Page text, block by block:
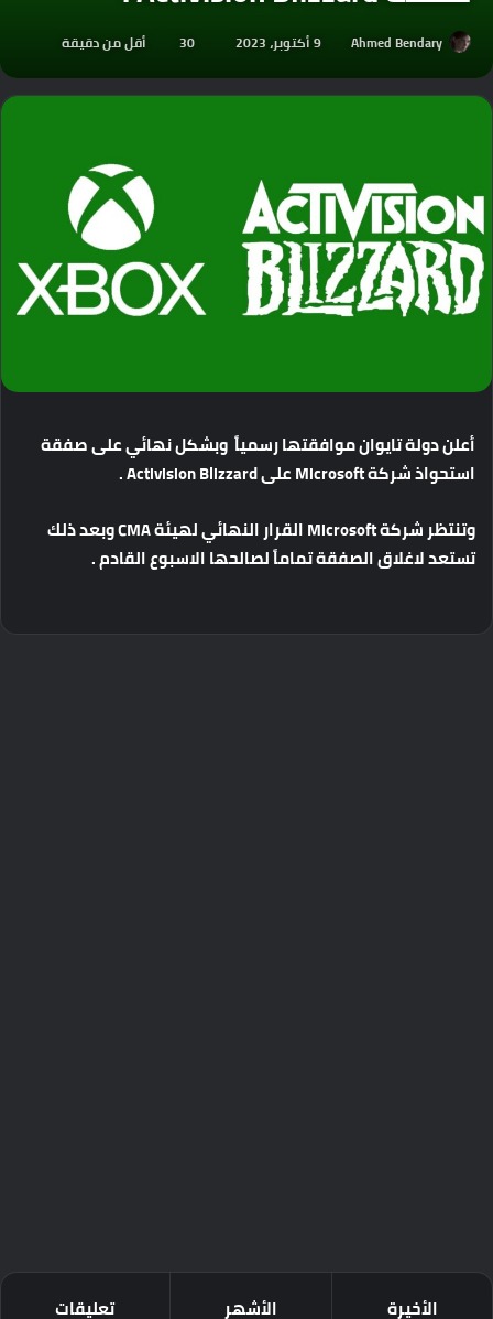
Ahmed Bendary 9 أكتوبر، 2023 30 أقل من دقيقة
أعلندولةتايوانموافقتهارسمياً وبشكل نهائيعلىصفقة
استحواذشركة على
وتنتظرشركة القرارالنهائيلهيئة وبعدذلك
تستعدلاغلاقالصفقةتماماًلصالحهاالاسبوعالقادم .
الأخيرة الأشهر تعليقات